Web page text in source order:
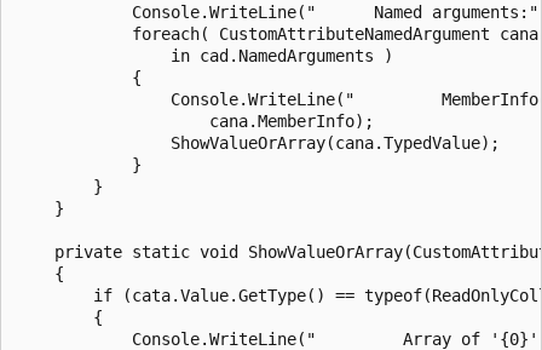
Console.WriteLine("      Named
            foreach( CustomAttributeNamedArgument cana
                in cad.NamedArguments )
            {
Console.WriteLine("
                    cana.MemberInfo);
                ShowValueOrArray(cana.TypedValue);
            }
        }
    }
private static void
    {
if (cata.Value.GetType() ==
        {
Console.WriteLine("         Array of